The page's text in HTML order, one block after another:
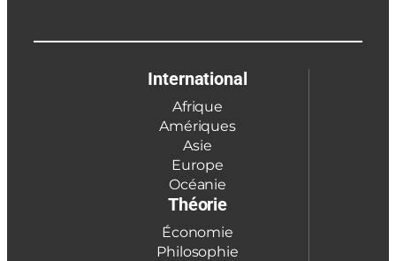
International
Afrique
Amériques
Asie
Europe
Océanie
Théorie
Économie
Philosophie